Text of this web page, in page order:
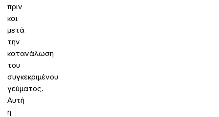
πριν
και
μετά
την
κατανάλωση
του
συγκεκριμένου
γεύματος.
Αυτή
η